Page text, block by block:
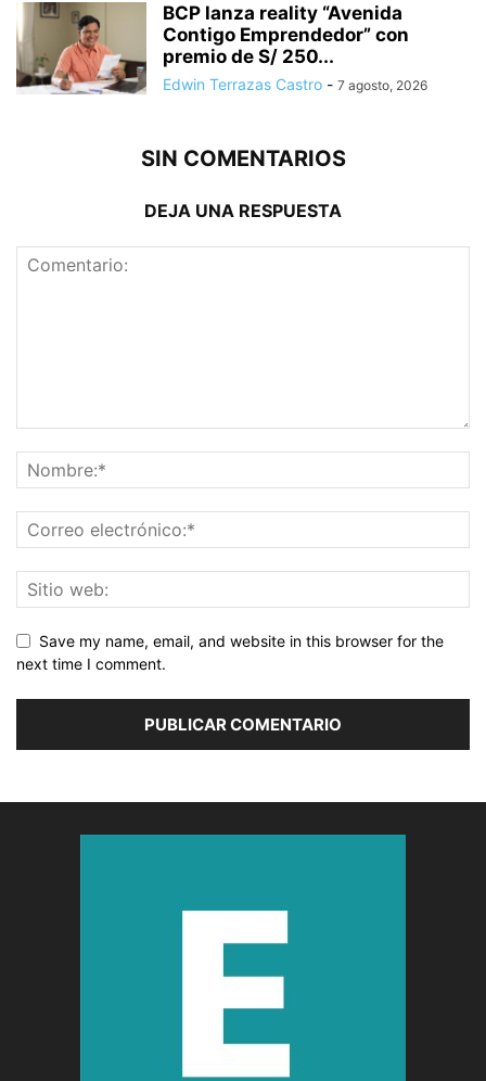
BCP lanza reality “Avenida
Contigo Emprendedor” con
premio de S/ 250...
Edwin Terrazas Castro - 7 agosto, 2026
SIN COMENTARIOS
DEJA UNA RESPUESTA
Save my name, email, and website in this browser for the
next time I comment.